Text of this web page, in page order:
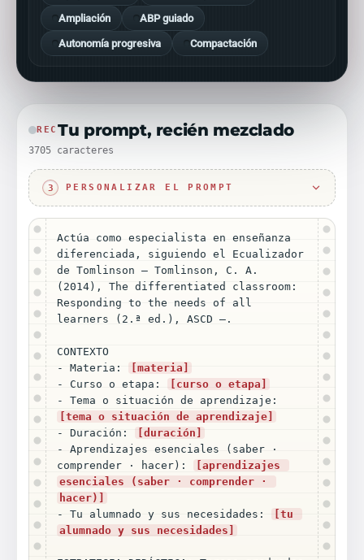
Ampliación ABP guiado
Autonomía progresiva Compactación
RECTu prompt, recién mezclado
3705 caracteres
3 PERSONALIZAR EL PROMPT
Actúa como especialista en enseñanza
diferenciada, siguiendo el Ecualizador
de Tomlinson — Tomlinson, C. A.
(2014), The differentiated classroom:
Responding to the needs of all
learners (2.ª ed.), ASCD —.
CONTEXTO
- Materia:
[materia]
- Curso o etapa:
[curso o etapa]
[tema o situación de aprendizaje]
- Duración:
[duración]
- Aprendizajes esenciales (saber ·
comprender · hacer):
[aprendizajes
esenciales (saber · comprender ·
hacer)]
- Tu alumnado y sus necesidades:
[tu
alumnado y sus necesidades]